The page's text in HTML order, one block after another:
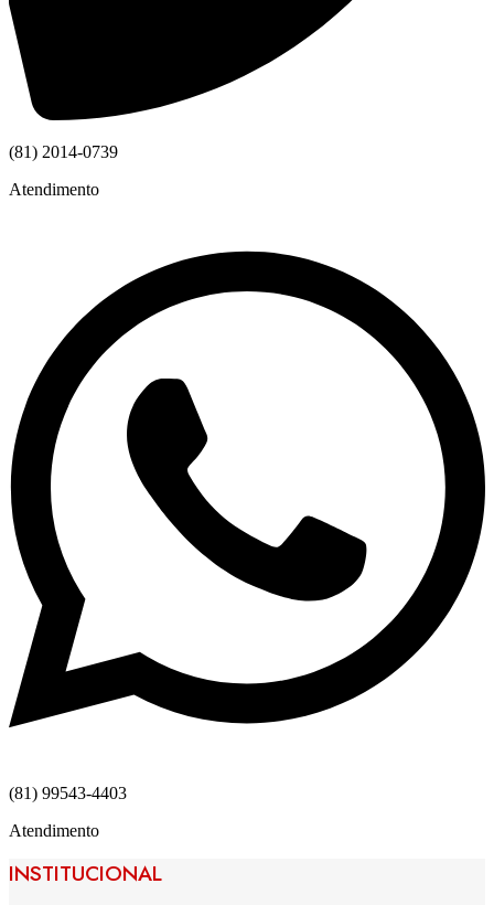
(81) 2014-0739
Atendimento
(81) 99543-4403
Atendimento
INSTITUCIONAL